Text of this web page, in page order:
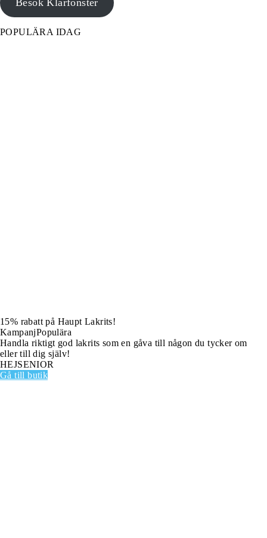
Besök Klarfönster
POPULÄRA IDAG
15% rabatt på Haupt Lakrits!
KampanjPopulära
Handla riktigt god lakrits som en gåva till någon du tycker om
eller till dig själv!
HEJSENIOR
Gå till butik